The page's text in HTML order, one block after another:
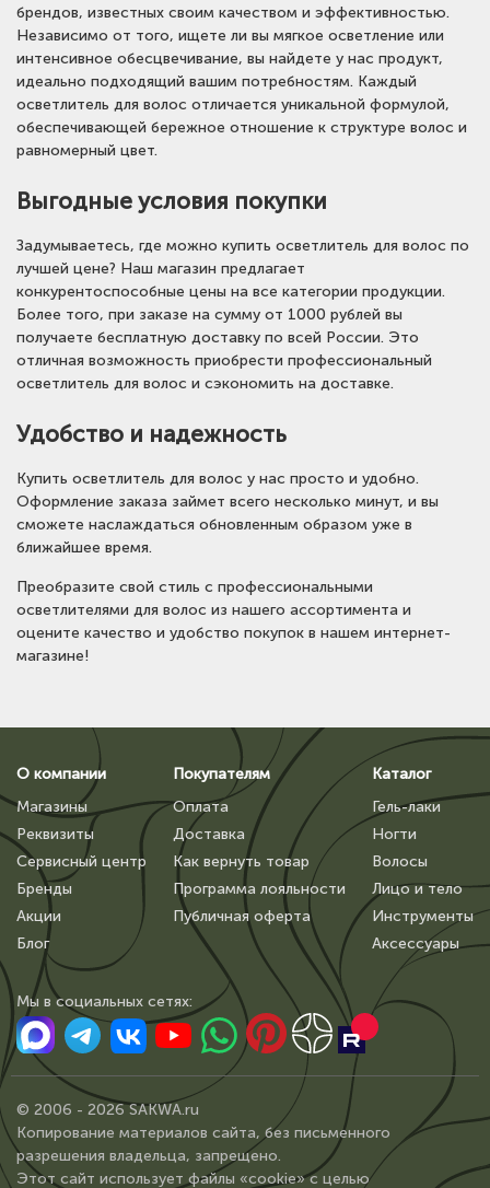
брендов, известных своим качеством и эффективностью.
Независимо от того, ищете ли вы мягкое осветление или
интенсивное обесцвечивание, вы найдете у нас продукт,
идеально подходящий вашим потребностям. Каждый
осветлитель для волос отличается уникальной формулой,
обеспечивающей бережное отношение к структуре волос и
равномерный цвет.
Выгодные условия покупки
Задумываетесь, где можно купить осветлитель для волос по
лучшей цене? Наш магазин предлагает
конкурентоспособные цены на все категории продукции.
Более того, при заказе на сумму от 1000 рублей вы
получаете бесплатную доставку по всей России. Это
отличная возможность приобрести профессиональный
осветлитель для волос и сэкономить на доставке.
Удобство и надежность
Купить осветлитель для волос у нас просто и удобно.
Оформление заказа займет всего несколько минут, и вы
сможете наслаждаться обновленным образом уже в
ближайшее время.
Преобразите свой стиль с профессиональными
осветлителями для волос из нашего ассортимента и
оцените качество и удобство покупок в нашем интернет-
магазине!
О компании
Магазины
Реквизиты
Сервисный центр
Бренды
Акции
Блог
Покупателям
Оплата
Доставка
Как вернуть товар
Программа лояльности
Публичная оферта
Каталог
Гель-лаки
Ногти
Волосы
Лицо и тело
Инструменты
Аксессуары
Мы в сoциальных сетях:
© 2006 - 2026 SAKWA.ru
Копирование материалов сайта, без письменного
разрешения владельца, запрещено.
Этот сайт использует файлы «cookie» с целью